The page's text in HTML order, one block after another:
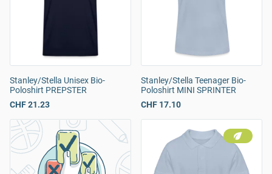
Stanley/Stella Unisex Bio-
Poloshirt PREPSTER
CHF 21.23
Stanley/Stella Teenager Bio-
Poloshirt MINI SPRINTER
CHF 17.10